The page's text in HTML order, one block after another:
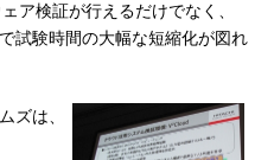
ア検証が行えるだけでなく、
試験時間の大幅な短縮化が図れ
ズは、